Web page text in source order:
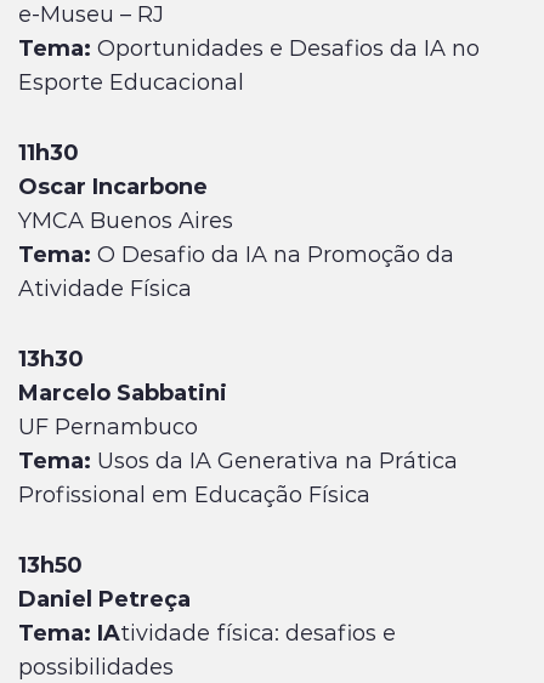
e-Museu – RJ
Tema: Oportunidades e Desafios da IA no
Esporte Educacional
11h30
Oscar Incarbone
YMCA Buenos Aires
Tema: O Desafio da IA na Promoção da
Atividade Física
13h30
Marcelo Sabbatini
UF Pernambuco
Tema: Usos da IA Generativa na Prática
Profissional em Educação Física
13h50
Daniel Petreça
Tema: IAtividade física: desafios e
possibilidades